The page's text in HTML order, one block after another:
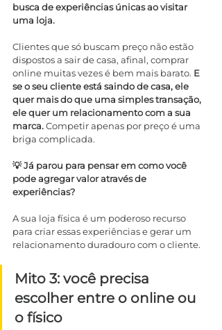
busca de experiências únicas ao visitar
uma loja.
Clientes que só buscam preço não estão
dispostos a sair de casa, afinal, comprar
online muitas vezes é bem mais barato. E
se o seu cliente está saindo de casa, ele
quer mais do que uma simples transação,
ele quer um relacionamento com a sua
marca. Competir apenas por preço é uma
briga complicada.
💡 Já parou para pensar em como você
pode agregar valor através de
experiências?
A sua loja física é um poderoso recurso
para criar essas experiências e gerar um
relacionamento duradouro com o cliente.
Mito 3: você precisa
escolher entre o online ou
o físico